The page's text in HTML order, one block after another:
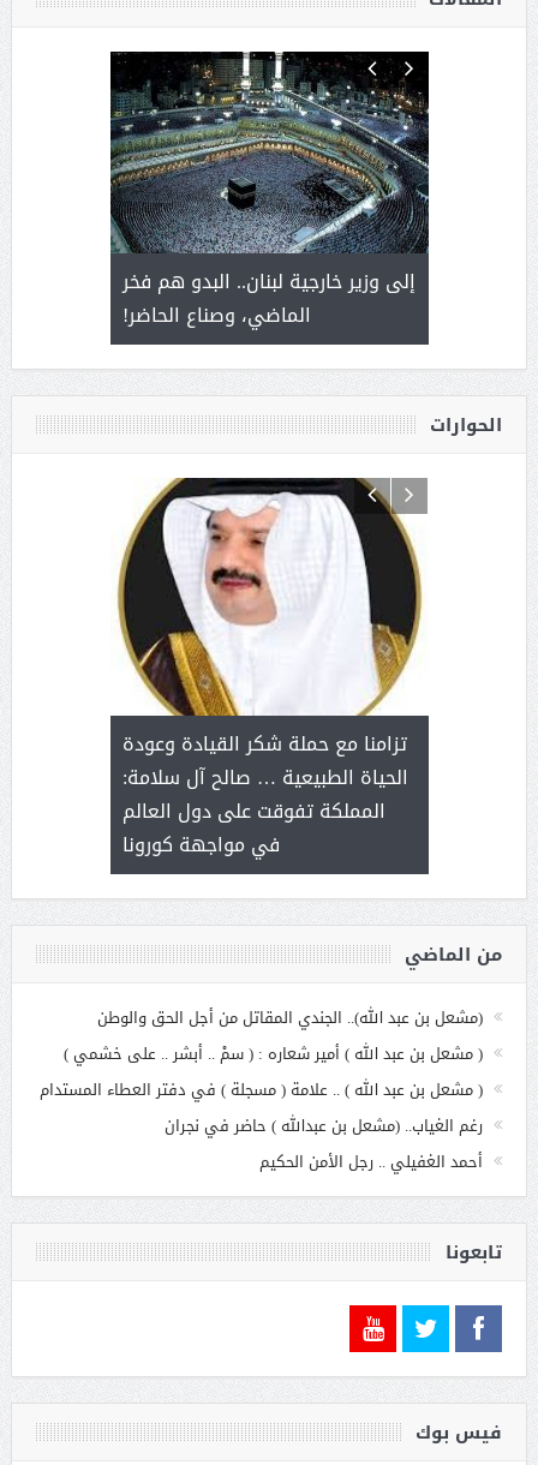
سلمان
إلى وزير خارجية لبنان.. البدو هم فخر
الماضي، وصناع الحاضر!
يحمل
من عشق
الحوارات
مع
بنت
تزامنا مع حملة شكر القيادة وعودة
الحياة الطبيعية … صالح آل سلامة:
المملكة تفوقت على دول العالم
في مواجهة كورونا
آل شرمه:
على برامج
هي أساس
من الماضي
(مشعل بن عبد الله).. الجندي المقاتل من أجل الحق والوطن
( مشعل بن عبد الله ) أمير شعاره : ( سمْ .. أبشر .. على خشمي )
( مشعل بن عبد الله ) .. علامة ( مسجلة ) في دفتر العطاء المستدام
رغم الغياب.. (مشعل بن عبدالله ) حاضر في نجران
أحمد الغفيلي .. رجل الأمن الحكيم
تابعونا
فيس بوك